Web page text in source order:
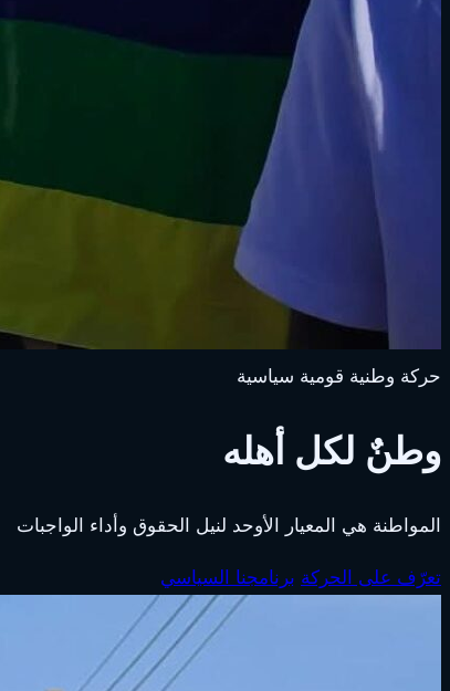
حركة وطنية قومية سياسية
وطنٌ لكل أهله
المواطنة هي المعيار الأوحد لنيل الحقوق وأداء الواجبات
تعرّف على الحركة برنامجنا السياسي